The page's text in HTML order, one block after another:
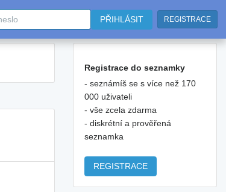
PŘIHLÁSIT REGISTRACE
Registrace do seznamky
- seznámíš se s více než 170
000 uživateli
- vše zcela zdarma
- diskrétní a prověřená
seznamka
REGISTRACE